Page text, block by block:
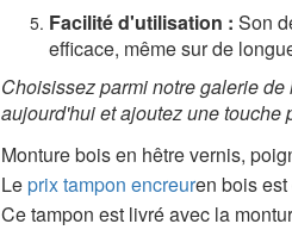
Facilité d'utilisation : Son
efficace, même sur de
Choisissez parmi notre galerie
aujourd'hui et ajoutez une touche
Monture bois en hêtre vernis,
Leprix tampon encreuren bois
Ce tampon est livré avec la